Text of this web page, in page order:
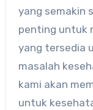
yang semakin
penting untuk
yang tersedia
masalah
kami akan
untuk